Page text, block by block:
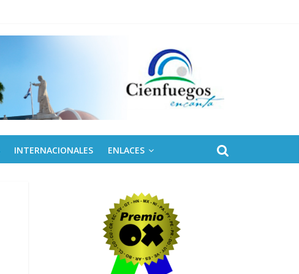
INTERNACIONALES ENLACES